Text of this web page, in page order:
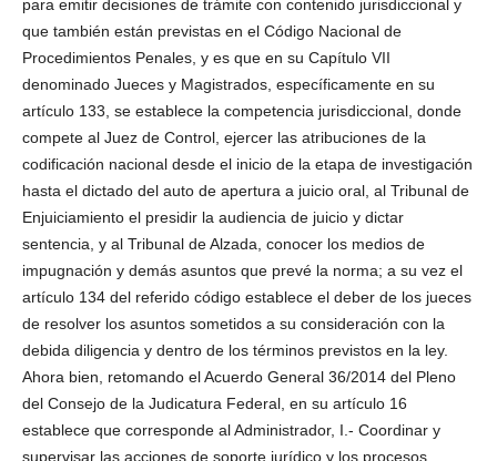
Bluesky
Threads
para emitir decisiones de trámite con contenido jurisdiccional y
que también están previstas en el Código Nacional de
Procedimientos Penales, y es que en su Capítulo VII
denominado Jueces y Magistrados, específicamente en su
artículo 133, se establece la competencia jurisdiccional, donde
compete al Juez de Control, ejercer las atribuciones de la
codificación nacional desde el inicio de la etapa de investigación
hasta el dictado del auto de apertura a juicio oral, al Tribunal de
Enjuiciamiento el presidir la audiencia de juicio y dictar
sentencia, y al Tribunal de Alzada, conocer los medios de
impugnación y demás asuntos que prevé la norma; a su vez el
artículo 134 del referido código establece el deber de los jueces
de resolver los asuntos sometidos a su consideración con la
debida diligencia y dentro de los términos previstos en la ley.
Ahora bien, retomando el Acuerdo General 36/2014 del Pleno
del Consejo de la Judicatura Federal, en su artículo 16
establece que corresponde al Administrador, I.- Coordinar y
supervisar las acciones de soporte jurídico y los procesos